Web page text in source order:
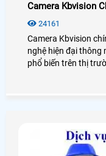
Camera Kbvision
24161
Camera Kbvision
nghệ hiện đại thông
phổ biến trên thị